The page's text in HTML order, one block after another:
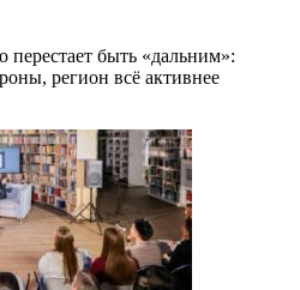
быть «дальним»:
регион всё активнее